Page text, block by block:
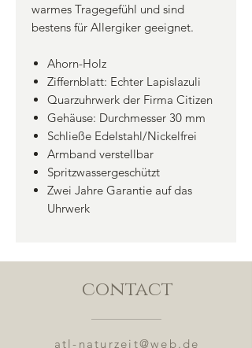
warmes Tragegefühl und sind
bestens für Allergiker geeignet.
Ahorn-Holz
Ziffernblatt: Echter Lapislazuli
Quarzuhrwerk der Firma Citizen
Gehäuse: Durchmesser 30 mm
Schließe Edelstahl/Nickelfrei
Armband verstellbar
Spritzwassergeschützt
Zwei Jahre Garantie auf das
Uhrwerk
contact
atl-naturzeit@web.de